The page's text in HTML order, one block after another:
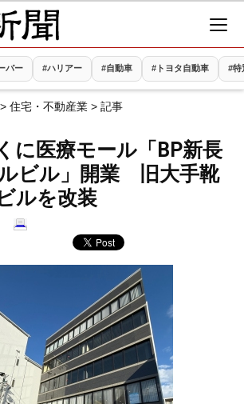
バー #ハリアー #自動車 #トヨタ自動車 #特
> 住宅・不動産業 > 記事
に医療モール「BP新長
ビル」開業 旧大手靴
ルを改装